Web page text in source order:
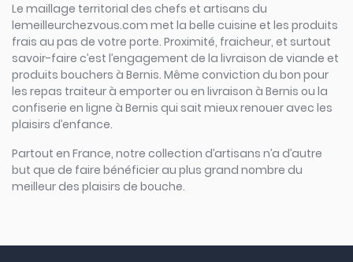
Le maillage territorial des chefs et artisans du
lemeilleurchezvous.com met la belle cuisine et les produits
frais au pas de votre porte. Proximité, fraicheur, et surtout
savoir-faire c’est l’engagement de la livraison de viande et
produits bouchers à Bernis. Même conviction du bon pour
les repas traiteur à emporter ou en livraison à Bernis ou la
confiserie en ligne à Bernis qui sait mieux renouer avec les
plaisirs d’enfance.
Partout en France, notre collection d’artisans n’a d’autre
but que de faire bénéficier au plus grand nombre du
meilleur des plaisirs de bouche.